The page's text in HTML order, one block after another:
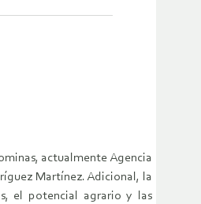
actualmente Agencia
Martínez. Adicional, la
el potencial agrario y las